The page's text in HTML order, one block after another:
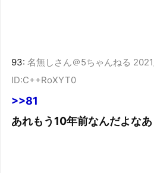
93: 名無しさん＠5ちゃんねる
ID:C++RoXYT0
>>81
あれもう10年前なんだよなあ